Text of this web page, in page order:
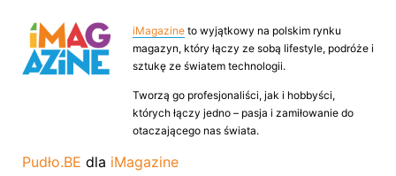
iMagazine to wyjątkowy na polskim rynku
magazyn, który łączy ze sobą lifestyle, podróże i
sztukę ze światem technologii.
Tworzą go profesjonaliści, jak i hobbyści,
których łączy jedno – pasja i zamiłowanie do
otaczającego nas świata.
Pudło.BE dla iMagazine